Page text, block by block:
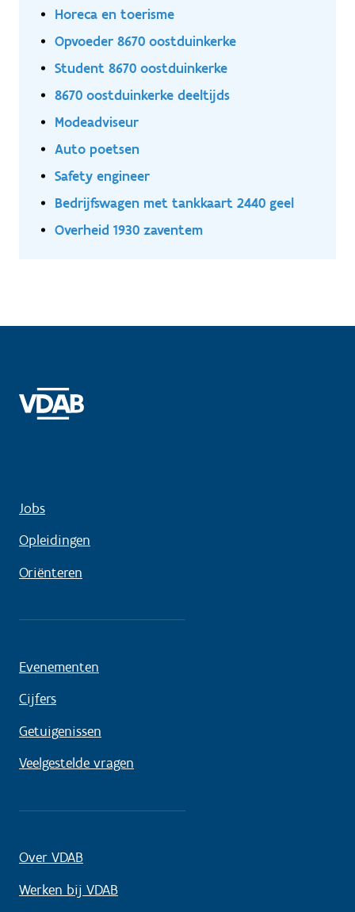
Horeca en toerisme
Opvoeder 8670 oostduinkerke
Student 8670 oostduinkerke
8670 oostduinkerke deeltijds
Modeadviseur
Auto poetsen
Safety engineer
Bedrijfswagen met tankkaart 2440 geel
Overheid 1930 zaventem
Jobs
Opleidingen
Oriënteren
Evenementen
Cijfers
Getuigenissen
Veelgestelde vragen
Over VDAB
Werken bij VDAB